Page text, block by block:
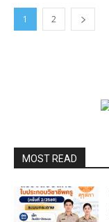
1 2
MOST READ